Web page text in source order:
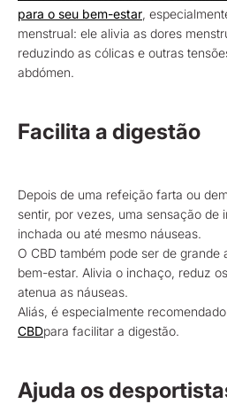
para o seu bem-estar,
menstrual: ele alivia as dores
reduzindo as cólicas e outras
abdómen.
Facilita a digestão
Depois de uma refeição farta ou
sentir, por vezes, uma sensação de
inchada ou até mesmo náuseas.
O CBD também pode ser de grande
bem-estar. Alivia o inchaço, reduz
atenua as náuseas.
Aliás, é especialmente
CBDpara facilitar a digestão.
Ajuda os